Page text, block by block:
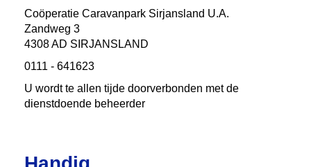
Coӧperatie Caravanpark Sirjansland U.A.
Zandweg 3
4308 AD SIRJANSLAND
0111 - 641623
U wordt te allen tijde doorverbonden met de
dienstdoende beheerder